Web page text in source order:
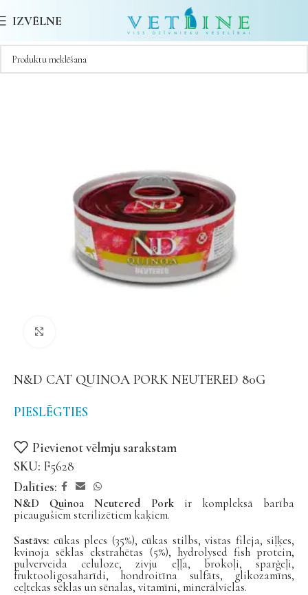
IZVĒLNE
N&D CAT QUINOA PORK NEUTERED 80G
PIESLĒGTIES
Pievienot vēlmju sarakstam
SKU: F5628
Dalīties:
N&D Quinoa Neutered Porkir kompleksā barība
pieaugušiem sterilizētiem kaķiem.
Sastāvs: cūkas plecs (35%), cūkas stilbs, vistas fileja, siļķes,
kvinoja sēklas ekstrahētas (5%), hydrolysed fish protein,
pulverveida celuloze, zivju eļļa, brokoļi, sparģeļi,
fruktooligosaharīdi, hondroitīna sulfāts, glikozamīns,
ceļtekas sēklas un sēnalas, vitamīni, minerālvielas.